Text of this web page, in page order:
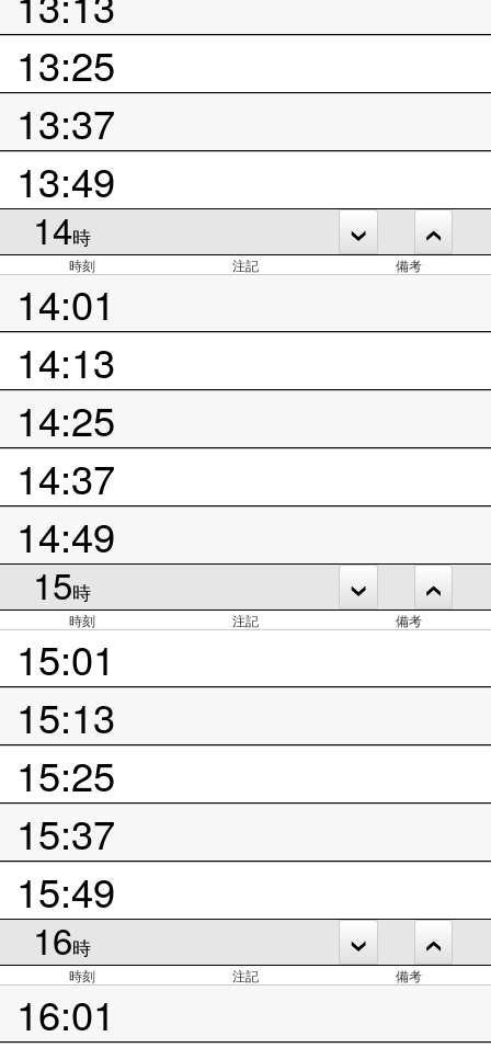
13:25
13:37
13:49
14時
時刻 注記 備考
14:01
14:13
14:25
14:37
14:49
15時
時刻 注記 備考
15:01
15:13
15:25
15:37
15:49
16時
時刻 注記 備考
16:01